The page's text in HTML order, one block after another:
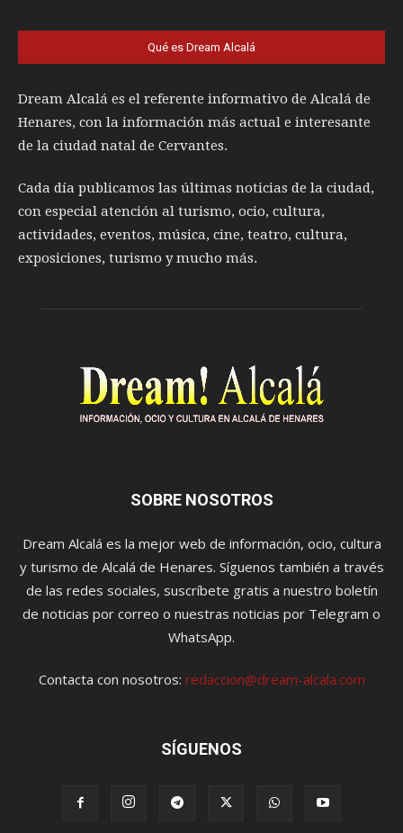
Qué es Dream Alcalá
Dream Alcalá es el referente informativo de Alcalá de
Henares, con la información más actual e interesante
de la ciudad natal de Cervantes.
Cada día publicamos las últimas noticias de la ciudad,
con especial atención al turismo, ocio, cultura,
actividades, eventos, música, cine, teatro, cultura,
exposiciones, turismo y mucho más.
SOBRE NOSOTROS
Dream Alcalá es la mejor web de información, ocio, cultura
y turismo de Alcalá de Henares. Síguenos también a través
de las redes sociales, suscríbete gratis a nuestro boletín
de noticias por correo o nuestras noticias por Telegram o
WhatsApp.
Contacta con nosotros: redaccion@dream-alcala.com
SÍGUENOS